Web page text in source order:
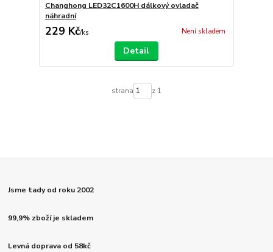
Changhong LED32C1600H dálkový ovladač
náhradní
229 Kč/ks Není skladem
Detail
strana z 1
Jsme tady od roku 2002
99,9% zboží je skladem
Levná doprava od 58kč